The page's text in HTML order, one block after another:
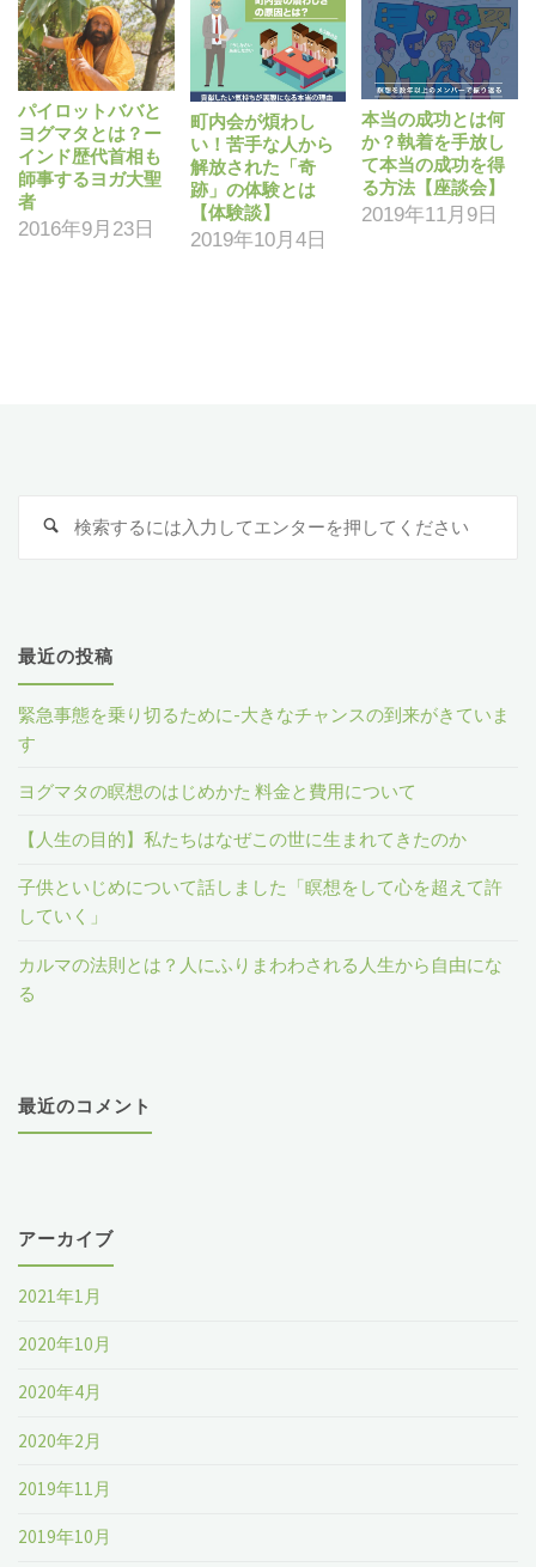
パイロットババと
ヨグマタとは？ー
インド歴代首相も
師事するヨガ大聖
者
2016年9月23日
町内会が煩わし
い！苦手な人から
解放された「奇
跡」の体験とは
【体験談】
2019年10月4日
本当の成功とは何
か？執着を手放し
て本当の成功を得
る方法【座談会】
2019年11月9日
検
最近の投稿
緊急事態を乗り切るために-大きなチャンスの到来がきていま
す
ヨグマタの瞑想のはじめかた 料金と費用について
【人生の目的】私たちはなぜこの世に生まれてきたのか
子供といじめについて話しました「瞑想をして心を超えて許
していく」
カルマの法則とは？人にふりまわわされる人生から自由にな
る
最近のコメント
アーカイブ
2021年1月
2020年10月
2020年4月
2020年2月
2019年11月
2019年10月